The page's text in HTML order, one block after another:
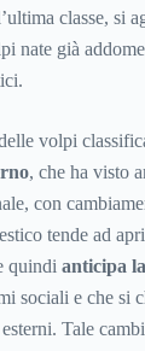
classe, si
nate già
volpi
, che ha visto
con
tende ad
quindi anticipa la
sociali e che si
Tale